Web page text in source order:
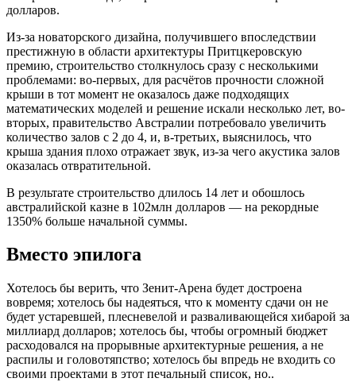
долларов.
Из-за новаторского дизайна, получившего впоследствии
престижную в области архитектуры Притцкеровскую
премию, строительство столкнулось сразу с несколькими
проблемами: во-первых, для расчётов прочности сложной
крыши в тот момент не оказалось даже подходящих
математических моделей и решение искали несколько лет, во-
вторых, правительство Австралии потребовало увеличить
количество залов с 2 до 4, и, в-третьих, выяснилось, что
крыша здания плохо отражает звук, из-за чего акустика залов
оказалась отвратительной.
В результате строительство длилось 14 лет и обошлось
австралийской казне в 102млн долларов — на рекордные
1350% больше начальной суммы.
Вместо эпилога
Хотелось бы верить, что Зенит-Арена будет достроена
вовремя; хотелось бы надеяться, что к моменту сдачи он не
будет устаревшей, плесневелой и разваливающейся хибарой за
миллиард долларов; хотелось бы, чтобы огромный бюджет
расходовался на прорывные архитектурные решения, а не
распилы и головотяпство; хотелось бы впредь не входить со
своими проектами в этот печальный список, но..